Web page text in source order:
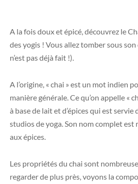
A la fois doux et épicé, découvrez le
des yogis ! Vous allez tomber sous
n’est pas déjà fait !).
A l’origine, « chai » est un mot indien
manière générale. Ce qu’on appelle «
à base de lait et d’épices qui est
studios de yoga. Son nom complet est
aux épices.
Les propriétés du chai sont
regarder de plus près, voyons la